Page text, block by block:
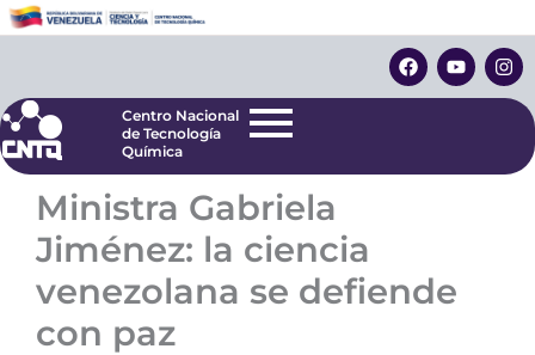
al
F
a
c
o
Y
o
u
e
I
n
s
r
Centro Nacional
de Tecnología
Centro Nacional
de Tecnología
Química
Ministra Gabriela
Jiménez: la ciencia
venezolana se defiende
con paz